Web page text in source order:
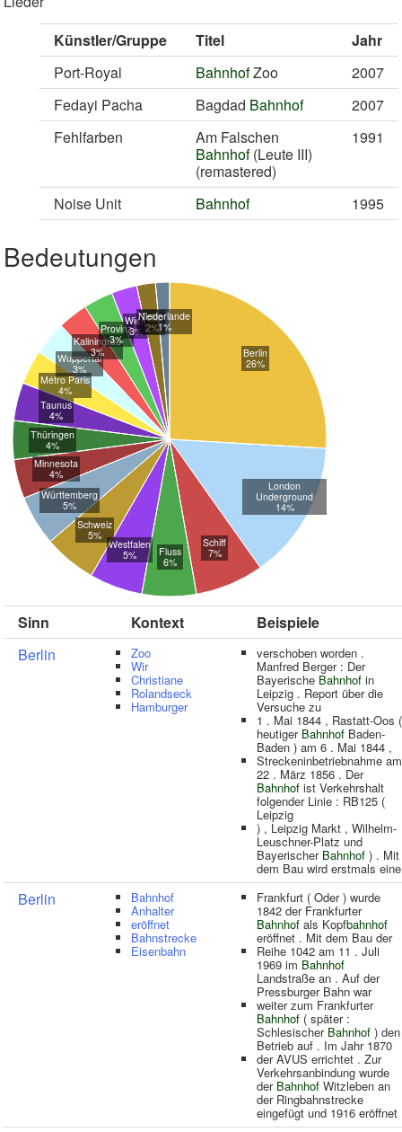
Künstler/Gruppe
Titel
Jahr
Port-Royal
BahnhofZoo
2007
Fedayi Pacha
Bagdad Bahnhof
2007
Fehlfarben
Am Falschen
Bahnhof(Leute III)
(remastered)
1991
Noise Unit Bahnhof 1995
Bedeutungen
Berlin
26%
London
Underground
14%
Schiff
7%
Fluss
6%
Westfalen
5%
Schweiz
5%
Württemberg
5%
Minnesota
4%
Thüringen
4%
Taunus
4%
Métro Paris
4%
Wuppertal
3%
Kaliningrad
3%
Provinz
3%
Wien
3%
Tokio
2%
Niederlande
1%
Sinn Kontext
Beispiele
Berlin
Zoo
Wir
Christiane
Rolandseck
Hamburger
verschoben worden .
Manfred Berger : Der
Bayerische Bahnhof in
Leipzig . Report über die
Versuche zu
1 . Mai 1844 , Rastatt-Oos (
heutiger Bahnhof Baden-
Baden ) am 6 . Mai 1844 ,
Streckeninbetriebnahme am
22 . März 1856 . Der
Bahnhof ist Verkehrshalt
folgender Linie : RB125 (
Leipzig
) , Leipzig Markt , Wilhelm-
Leuschner-Platz und
Bayerischer Bahnhof ) . Mit
dem Bau wird erstmals eine
Berlin Bahnhof
Anhalter
eröffnet
Bahnstrecke
Eisenbahn
Frankfurt ( Oder ) wurde
1842 der Frankfurter
Bahnhof als Kopfbahnhof
eröffnet . Mit dem Bau der
Reihe 1042 am 11 . Juli
1969 im Bahnhof
Landstraße an . Auf der
Pressburger Bahn war
weiter zum Frankfurter
Bahnhof ( später :
Schlesischer Bahnhof ) den
Betrieb auf . Im Jahr 1870
der AVUS errichtet . Zur
Verkehrsanbindung wurde
der Bahnhof Witzleben an
der Ringbahnstrecke
eingefügt und 1916 eröffnet